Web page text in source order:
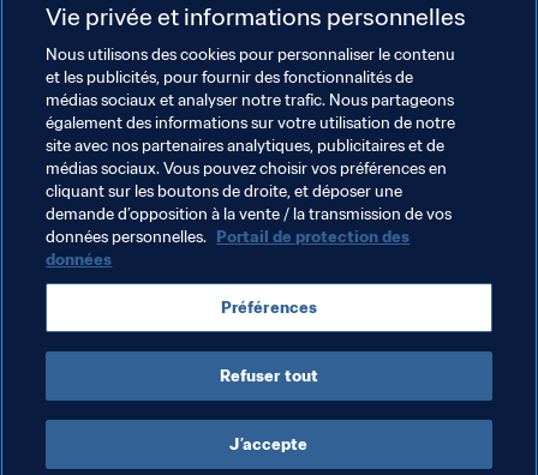
Droits de l'homme et lutte contre
la discrimination
Santé et médical
Initiatives en matière de
formation
CONDITIONS D'UTILISATION
PORTAIL DE LA FIFA SUR LA PROTECTION DES DONNÉES
TÉLÉCHARGEMENTS
PARAMÈTRAGE DES COOKIES
Droits d'auteur © 1994 - 2025 FIFA. Tous les droits sont réservés.
Cookie Settings
Vie privée et informations personnelles
Nous utilisons des cookies pour personnaliser le contenu
et les publicités, pour fournir des fonctionnalités de
médias sociaux et analyser notre trafic. Nous partageons
également des informations sur votre utilisation de notre
site avec nos partenaires analytiques, publicitaires et de
médias sociaux. Vous pouvez choisir vos préférences en
cliquant sur les boutons de droite, et déposer une
demande d’opposition à la vente / la transmission de vos
données personnelles. Portail de protection des
données
Préférences
Refuser tout
J’accepte